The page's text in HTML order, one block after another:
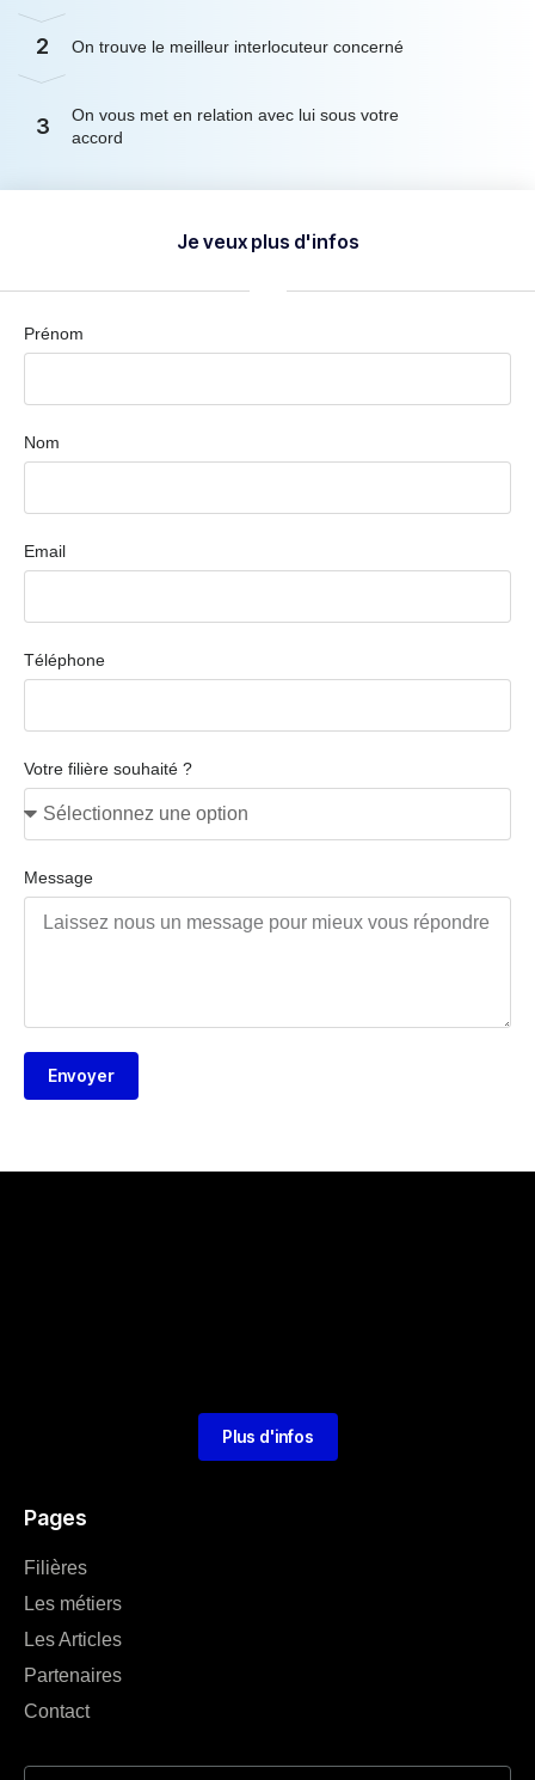
2 On trouve le meilleur interlocuteur concerné
3
On vous met en relation avec lui sous votre
accord
Je veux plus d'infos
Prénom
Nom
Email
Téléphone
Votre filière souhaité ?
Message
Envoyer
Pages
Filières
Les métiers
Les Articles
Partenaires
Contact
Plus d'infos